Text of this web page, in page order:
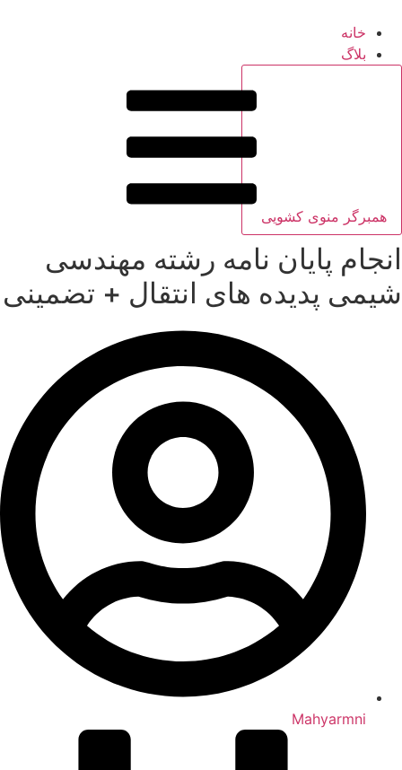
خانه
بلاگ
همبرگر منوی کشویی
انجام پایان نامه رشته مهندسی
شیمی پدیده های انتقال + تضمینی
Mahyarmni